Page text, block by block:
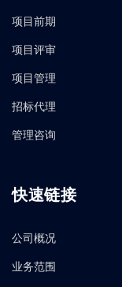
项目前期
项目评审
项目管理
招标代理
管理咨询
快速链接
公司概况
业务范围